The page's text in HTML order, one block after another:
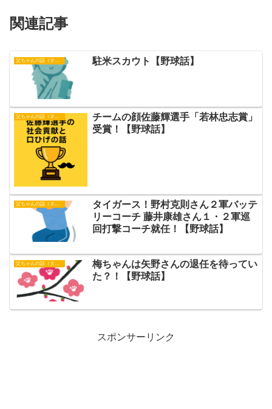
関連記事
父ちゃんの話（タイガース） 駐米スカウト【野球話】
父ちゃんの話（タイガース）
チームの顔佐藤輝選手「若林忠志賞」
受賞！【野球話】
父ちゃんの話（タイガース）
タイガース！野村克則さん２軍バッテ
リーコーチ 藤井康雄さん１・２軍巡
回打撃コーチ就任！【野球話】
梅ちゃんは矢野さんの退任を待ってい
た？！【野球話】
スポンサーリンク